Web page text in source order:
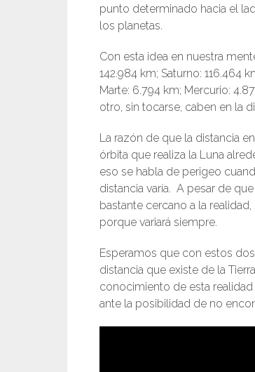
punto determinado hacia el
los planetas.
Con esta idea en nuestra
142.984 km; Saturno: 116.464
Marte: 6.794 km; Mercurio:
otro, sin tocarse, caben en la
La razón de que la distancia
órbita que realiza la Luna
eso se habla de perigeo
distancia varía. A pesar de
bastante cercano a la
porque variará siempre.
Esperamos que con estos
distancia que existe de la
conocimiento de esta
ante la posibilidad de no